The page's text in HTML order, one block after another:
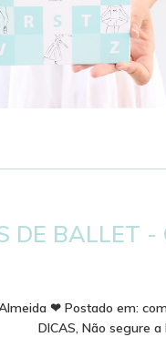
DE BALLET
❤ Postado em:
DICAS, Não segure a